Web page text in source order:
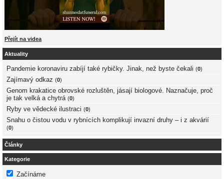
Přejít na videa
Aktuality
Pandemie koronaviru zabíjí také rybičky. Jinak, než byste čekali (0)
Zajímavý odkaz (0)
Genom krakatice obrovské rozluštěn, jásají biologové. Naznačuje, proč
je tak velká a chytrá (0)
Ryby ve vědecké ilustraci (0)
Snahu o čistou vodu v rybnících komplikují invazní druhy – i z akvárií
(0)
Články
Kategorie
Začínáme